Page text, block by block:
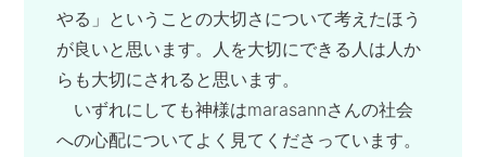
やる」ということの大切さについて考えたほう
が良いと思います。人を大切にできる人は人か
らも大切にされると思います。
いずれにしても神様はmarasannさんの社会
への心配についてよく見てくださっています。